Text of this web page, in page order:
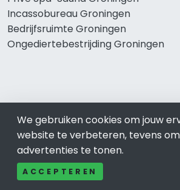
Incassobureau Groningen
Bedrijfsruimte Groningen
Ongediertebestrijding Groningen
© 2019 - 2026 Realisatie en SEO door
Internet. Betaal alleen voor bewezen
We gebruiken cookies om jouw
website te verbeteren, tevens
advertenties te tonen.
ACCEPTEREN